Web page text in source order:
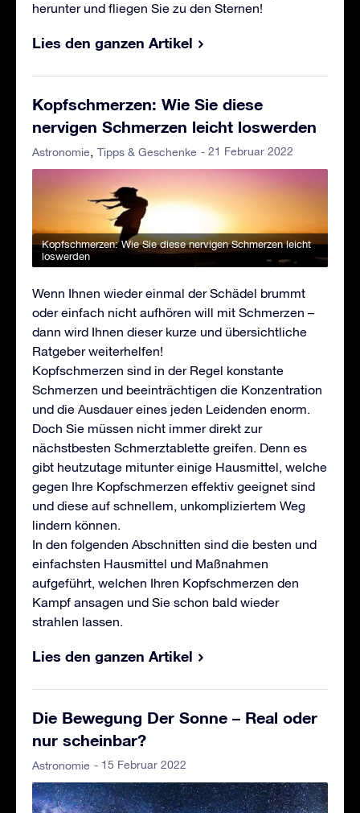
herunter und fliegen Sie zu den Sternen!
Lies den ganzen Artikel
Kopfschmerzen: Wie Sie diese
nervigen Schmerzen leicht loswerden
Astronomie Tipps & Geschenke - 21 Februar 2022
Kopfschmerzen: Wie Sie diese nervigen Schmerzen leicht
loswerden
Wenn Ihnen wieder einmal der Schädel brummt
oder einfach nicht aufhören will mit Schmerzen –
dann wird Ihnen dieser kurze und übersichtliche
Ratgeber weiterhelfen!
Kopfschmerzen sind in der Regel konstante
Schmerzen und beeinträchtigen die Konzentration
und die Ausdauer eines jeden Leidenden enorm.
Doch Sie müssen nicht immer direkt zur
nächstbesten Schmerztablette greifen. Denn es
gibt heutzutage mitunter einige Hausmittel, welche
gegen Ihre Kopfschmerzen effektiv geeignet sind
und diese auf schnellem, unkompliziertem Weg
lindern können.
In den folgenden Abschnitten sind die besten und
einfachsten Hausmittel und Maßnahmen
aufgeführt, welchen Ihren Kopfschmerzen den
Kampf ansagen und Sie schon bald wieder
strahlen lassen.
Lies den ganzen Artikel
Die Bewegung Der Sonne – Real oder
nur scheinbar?
Astronomie - 15 Februar 2022